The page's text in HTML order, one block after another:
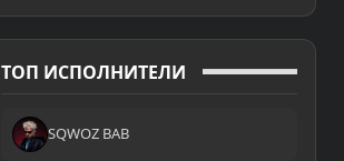
ТОП ИСПОЛНИТЕЛИ
SQWOZ BAB